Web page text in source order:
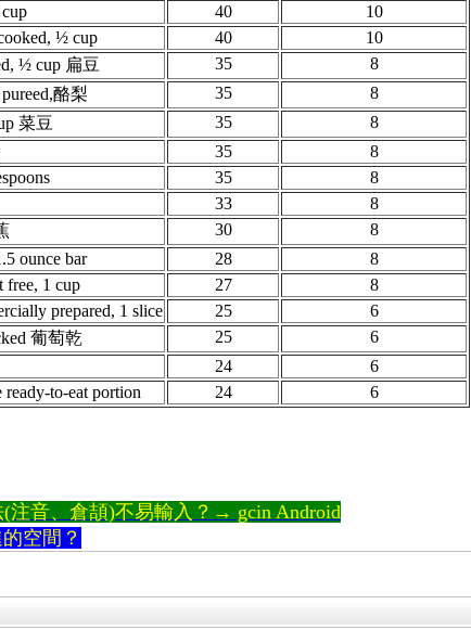
40
10
½ cup
40
10
½ cup 扁豆
35
8
酪梨
35
8
菜豆
35
8
35
8
35
8
33
8
30
8
ounce bar
28
8
free, 1 cup
27
8
prepared, 1 slice
25
6
葡萄乾
25
6
24
6
to-eat portion
24 6
注音、倉頡)不易輸入？→ gcin Android
空間？